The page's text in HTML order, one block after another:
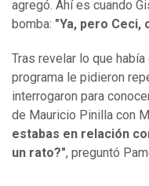
agregó. Ahí es cuando
bomba: "Ya, pero Ceci,
Tras revelar lo que
programa le pidieron
interrogaron para
de Mauricio Pinilla con
estabas en relación
un rato?", preguntó